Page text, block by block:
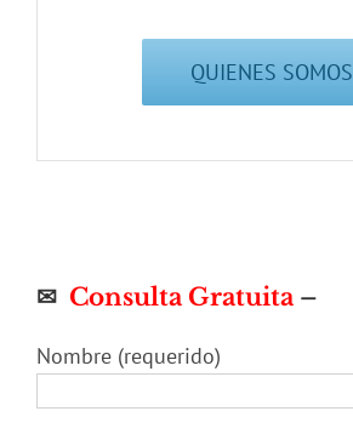
QUIENES SOMOS
✉ Consulta Gratuita –
Nombre (requerido)